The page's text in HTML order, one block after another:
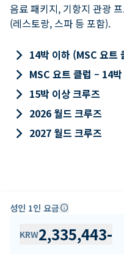
음료 패키지, 기항지 관광
(레스토랑, 스파 등 포함).
keyboard_arrow_right 14박 이하 (MSC 요트
keyboard_arrow_right MSC 요트 클럽 – 14
keyboard_arrow_right 15박 이상 크루즈
keyboard_arrow_right 2026 월드 크루즈
keyboard_arrow_right 2027 월드 크루즈
성인 1인 요금info
KRW2,335,443-